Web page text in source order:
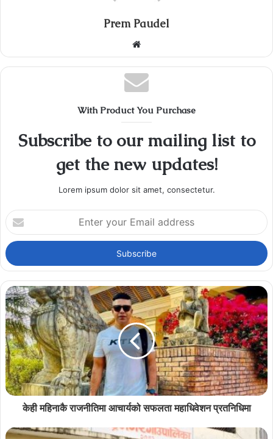
Prem Paudel
Website
With Product You Purchase
Subscribe to our mailing list to
get the new updates!
Lorem ipsum dolor sit amet, consectetur.
Enter
your
Email
address
केही महिनाकै राजनीतिमा आचार्यको सफलता महाधिवेशन प्रतनिधिमा